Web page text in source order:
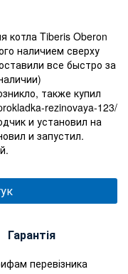
котла Tiberis Oberon
наличием сверху
все быстро за
также купил
rezinovaya-123/
и установил на
и запустил.
Гарантія
перевізника